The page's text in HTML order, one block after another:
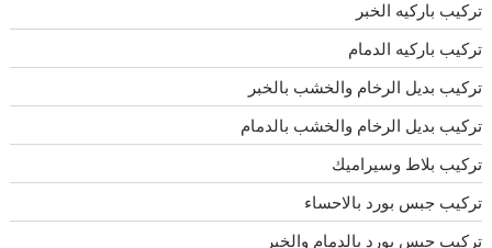
تركيب باركيه الخبر
تركيب باركيه الدمام
تركيب بديل الرخام والخشب بالخبر
تركيب بديل الرخام والخشب بالدمام
تركيب بلاط وسيراميك
تركيب جبس بورد بالاحساء
تركيب جبس بورد بالدمام والخبر